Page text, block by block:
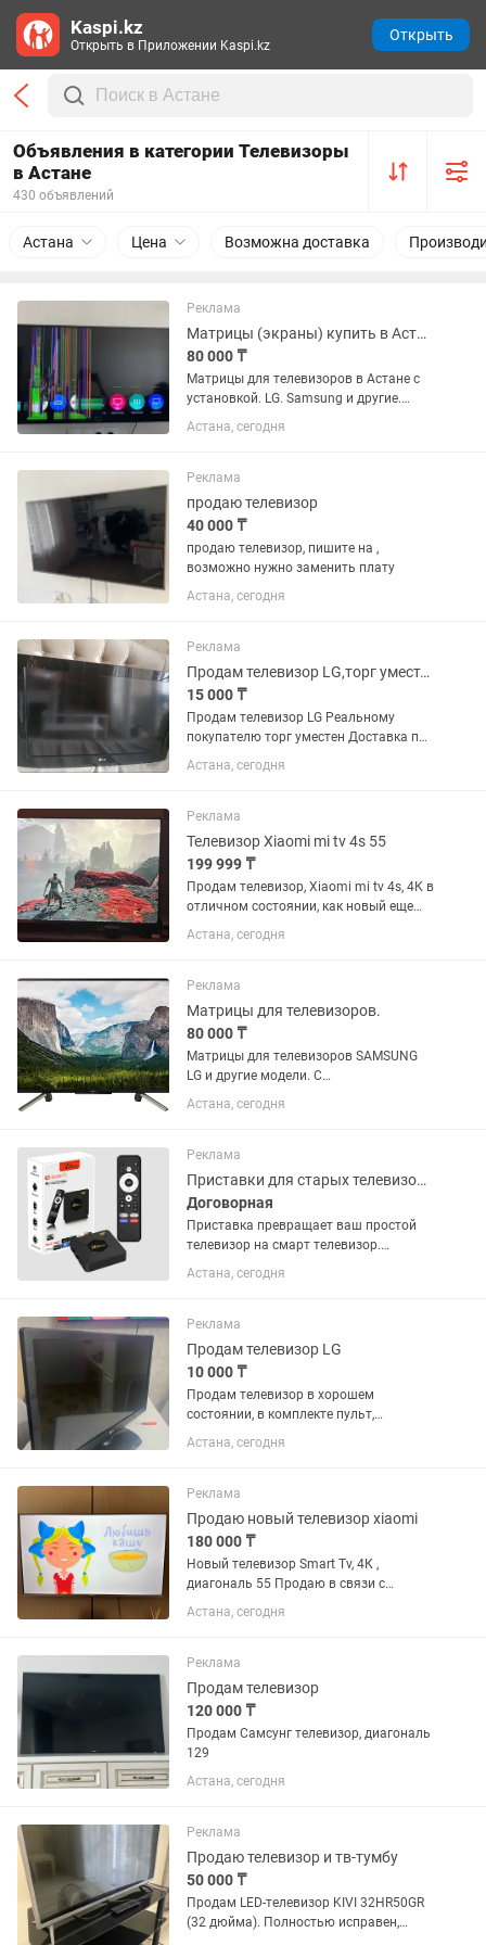
Объявления в категории Телевизоры
в Астане
430 объявлений
Астана Цена Возможна доставка
Реклама
Матрицы (экраны) купить в Астане.
80 000 ₸
Матрицы для телевизоров в Астане с
установкой. LG. Samsung и другие.
Цены договорные.
Астана, сегодня
Реклама
продаю телевизор
40 000 ₸
продаю телевизор, пишите на ,
возможно нужно заменить плату
Астана, сегодня
Реклама
Продам телевизор LG,торг уместен
15 000 ₸
Продам телевизор LG Реальному
покупателю торг уместен Доставка по
городу или самовывоз
Астана, сегодня
Реклама
Телевизор Xiaomi mi tv 4s 55
199 999 ₸
Продам телевизор, Xiaomi mi tv 4s, 4К в
отличном состоянии, как новый еще
заводские пленки по краям тв, коробка
от тв. Самовывоз, доставки нет
пикселей с поддержкой...
Астана, сегодня
Реклама
Матрицы для телевизоров.
80 000 ₸
Матрицы для телевизоров SAMSUNG
LG и другие модели. С
установкой.Гарантия. качество.
Астана, сегодня
Реклама
Приставки для старых телевизоров
Договорная
Приставка превращает ваш простой
телевизор на смарт телевизор.
Доставка установка бесплатно по
городу Астана. Если закажете
Астана, сегодня
Реклама
Продам телевизор LG
10 000 ₸
Продам телевизор в хорошем
состоянии, в комплекте пульт,
кронштейн, домашний антенна. можно
подключить ютуб через Алиса!
Астана, сегодня
Реклама
Продаю новый телевизор xiaomi
180 000 ₸
Новый телевизор Smart Tv, 4К ,
диагональ 55 Продаю в связи с
переездом Покупала за 220.000 отдам
за 180.000
Астана, сегодня
Реклама
Продам телевизор
120 000 ₸
Продам Самсунг телевизор, диагональ
129
Астана, сегодня
Реклама
Продаю телевизор и тв-тумбу
50 000 ₸
Продам LED-телевизор KIVI 32HR50GR
(32 дюйма). Полностью исправен,
Kaspi.kz
Открыть в Приложении Kaspi.kz
Открыть